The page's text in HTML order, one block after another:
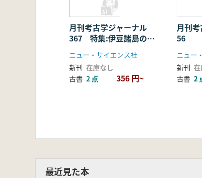
月刊考古学ジャーナル
367 特集:伊豆諸島の考
ニュー・サイエンス社
新刊 在庫なし
古書 2 点 356 円~
月刊
56
ニュー
新刊
古書 2
最近見た本